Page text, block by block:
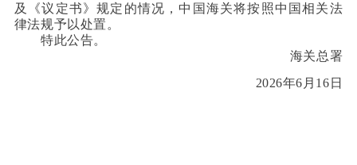
及《议定书》规定的情况，中国海关将按照中国相关法
律法规予以处置。
特此公告。
海关总署
2026年6月16日